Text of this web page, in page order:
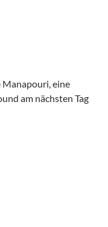
Manapouri, eine
am nächsten Tag